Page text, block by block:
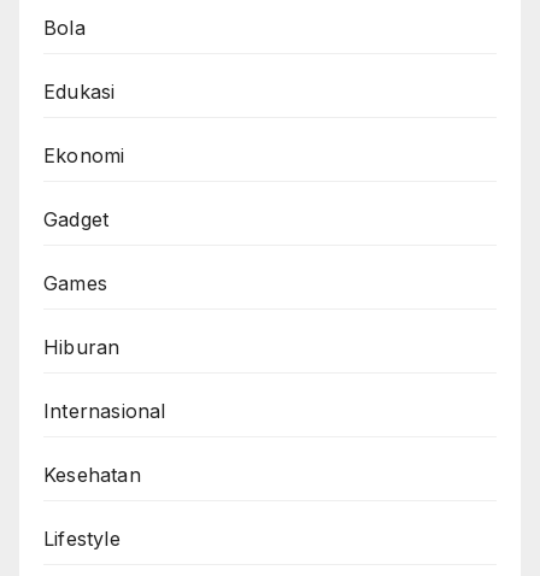
Bola
Edukasi
Ekonomi
Gadget
Games
Hiburan
Internasional
Kesehatan
Lifestyle